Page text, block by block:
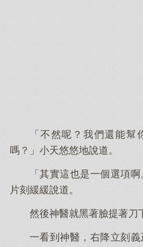
「不然呢？我們還能幫
嗎？」小天悠悠地說道。
「其實這也是一個選項
片刻緩緩說道。
然後神醫就黑著臉提著刀
一看到神醫，右降立刻義